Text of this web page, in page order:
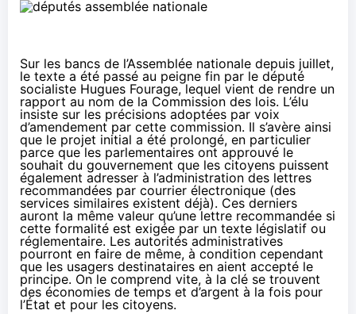
Sur les bancs de l’Assemblée nationale depuis juillet,
le texte a été passé au peigne fin par le député
socialiste Hugues Fourage, lequel vient de rendre un
rapport au nom de la Commission des lois. L’élu
insiste sur les précisions adoptées par voix
d’amendement par cette commission. Il s’avère ainsi
que le projet initial a été prolongé, en particulier
parce que les parlementaires ont approuvé le
souhait du gouvernement que les citoyens puissent
également adresser à l’administration des lettres
recommandées par courrier électronique (des
services similaires existent déjà). Ces derniers
auront la même valeur qu’une lettre recommandée si
cette formalité est exigée par un texte législatif ou
réglementaire. Les autorités administratives
pourront en faire de même, à condition cependant
que les usagers destinataires en aient accepté le
principe. On le comprend vite, à la clé se trouvent
des économies de temps et d’argent à la fois pour
l’État et pour les citoyens.